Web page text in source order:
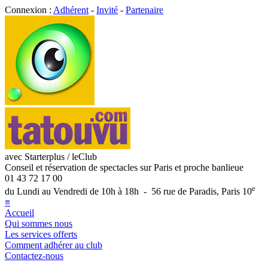
Connexion : Adhérent - Invité - Partenaire
avec Starterplus / leClub
Conseil et réservation de spectacles sur Paris et proche banlieue
01 43 72 17 00
du Lundi au Vendredi de 10h à 18h - 56 rue de Paradis, Paris 10e
≡
Accueil
Qui sommes nous
Les services offerts
Comment adhérer au club
Contactez-nous